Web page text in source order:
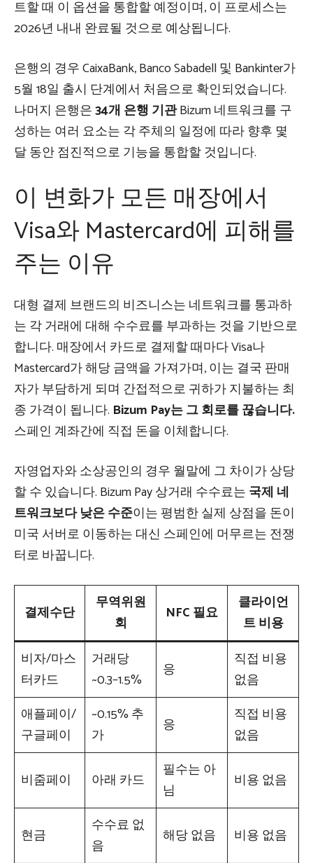
트할 때 이 옵션을 통합할 예정이며, 이 프로세스는
2026년 내내 완료될 것으로 예상됩니다.
은행의 경우 CaixaBank, Banco Sabadell 및 Bankinter가
5월 18일 출시 단계에서 처음으로 확인되었습니다.
나머지 은행은34개 은행 기관Bizum 네트워크를 구
성하는 여러 요소는 각 주체의 일정에 따라 향후 몇
달 동안 점진적으로 기능을 통합할 것입니다.
이 변화가 모든 매장에서
Visa와 Mastercard에 피해를
주는 이유
대형 결제 브랜드의 비즈니스는 네트워크를 통과하
는 각 거래에 대해 수수료를 부과하는 것을 기반으로
합니다. 매장에서 카드로 결제할 때마다 Visa나
Mastercard가 해당 금액을 가져가며, 이는 결국 판매
자가 부담하게 되며 간접적으로 귀하가 지불하는 최
종 가격이 됩니다. Bizum Pay는 그 회로를 끊습니다.
스페인 계좌간에 직접 돈을 이체합니다.
자영업자와 소상공인의 경우 월말에 그 차이가 상당
할 수 있습니다. Bizum Pay 상거래 수수료는 국제 네
트워크보다 낮은 수준이는 평범한 실제 상점을 돈이
미국 서버로 이동하는 대신 스페인에 머무르는 전쟁
터로 바꿉니다.
결제수단
무역위원
회
NFC 필요
클라이언
트 비용
비자/마스
터카드
거래당
~0.3–1.5%
응
직접 비용
없음
애플페이/
구글페이
~0.15% 추
가
응
직접 비용
없음
비줌페이 아래 카드
필수는 아
님
비용 없음
현금
수수료 없
음
해당 없음 비용 없음